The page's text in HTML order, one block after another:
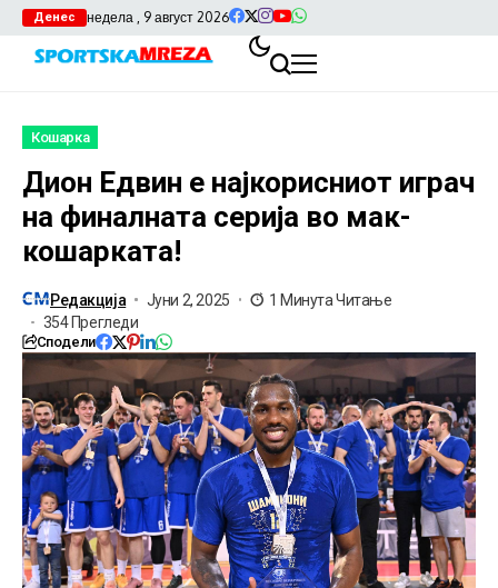
Денес недела , 9 август 2026
Кошарка
Дион Едвин е најкорисниот играч
на финалната серија во мак-
кошарката!
Редакција Јуни 2, 2025
1 Минута Читање
354 Прегледи
Сподели